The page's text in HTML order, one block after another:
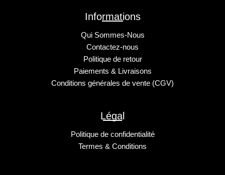
Informations
Qui Sommes-Nous
Contactez-nous
Politique de retour
Paiements & Livraisons
Conditions générales de vente (CGV)
Légal
Politique de confidentialité
Termes & Conditions